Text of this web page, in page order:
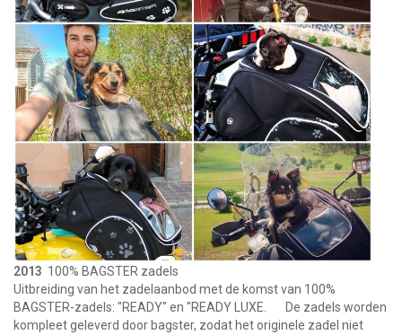
2013 100% BAGSTER zadels
Uitbreiding van het zadelaanbod met de komst van 100%
BAGSTER-zadels: "READY" en "READY LUXE. De zadels worden
kompleet geleverd door bagster, zodat het originele zadel niet